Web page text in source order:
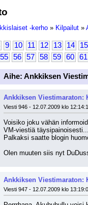
-kerho » Kilpailut »
9 10 11 12 13 14 15
55 56 57 58 59 60 61
Aihe: Ankkiksen
Ankkiksen Viestimaraton:
Viesti 946 - 12.07.2009 klo
Voisiko joku vähän
VM-viestiä täysipainoisesti...
Palkaksi saatte blogin
Olen muuten siis nyt
Ankkiksen Viestimaraton:
Viesti 947 - 12.07.2009 klo